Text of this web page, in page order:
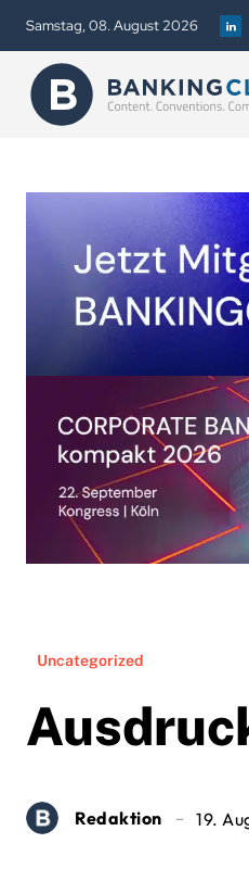
Samstag, 08. August 2026
Uncategorized
Redaktion 19.